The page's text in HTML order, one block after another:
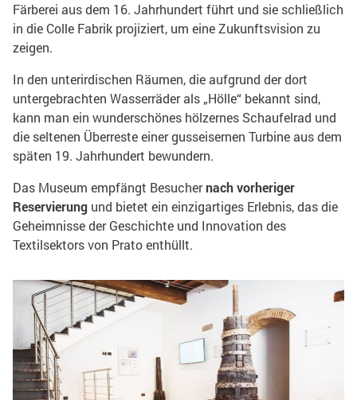
Färberei aus dem 16. Jahrhundert führt und sie schließlich
in die Colle Fabrik projiziert, um eine Zukunftsvision zu
zeigen.
In den unterirdischen Räumen, die aufgrund der dort
untergebrachten Wasserräder als „Hölle“ bekannt sind,
kann man ein wunderschönes hölzernes Schaufelrad und
die seltenen Überreste einer gusseisernen Turbine aus dem
späten 19. Jahrhundert bewundern.
Das Museum empfängt Besuchernach vorheriger
Reservierung und bietet ein einzigartiges Erlebnis, das die
Geheimnisse der Geschichte und Innovation des
Textilsektors von Prato enthüllt.